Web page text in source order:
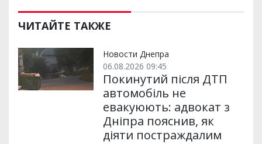
ЧИТАЙТЕ ТАКЖЕ
Новости Днепра
06.08.2026 09:45
Покинутий після ДТП
автомобіль не
евакуюють: адвокат з
Дніпра пояснив, як
діяти постраждалим